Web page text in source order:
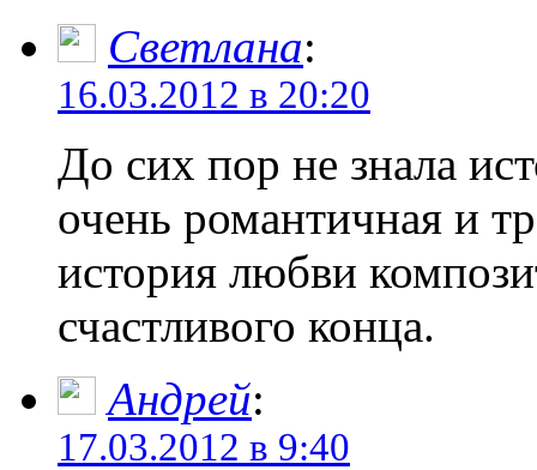
Светлана:
16.03.2012 в 20:20
До сих пор не знала
очень романтичная и
история любви
счастливого конца.
Андрей:
17.03.2012 в 9:40